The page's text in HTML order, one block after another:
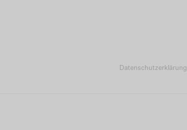
Datenschutzerklärung